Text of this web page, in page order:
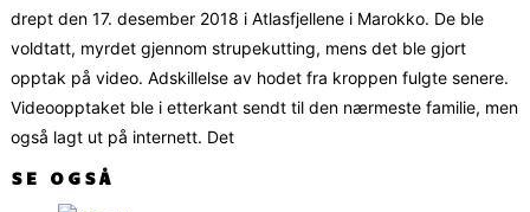
drept den 17. desember 2018 i Atlasfjellene i Marokko. De ble
voldtatt, myrdet gjennom strupekutting, mens det ble gjort
opptak på video. Adskillelse av hodet fra kroppen fulgte senere.
Videoopptaket ble i etterkant sendt til den nærmeste familie, men
også lagt ut på internett. Det
SE OGSÅ